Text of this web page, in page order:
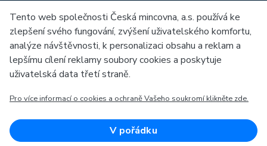
Mezi naše partnery patří:
Evropská unie
OP Podnikání a inovace pro konkurenceschopnost
Evropský fond pro regionální rozvoj
Tento web společnosti Česká mincovna, a.s. používá ke
zlepšení svého fungování, zvýšení uživatelského komfortu,
analýze návštěvnosti, k personalizaci obsahu a reklam a
lepšímu cílení reklamy soubory cookies a poskytuje
uživatelská data třetí straně.
Pro více informací o cookies a ochraně Vašeho soukromí klikněte zde.
V pořádku